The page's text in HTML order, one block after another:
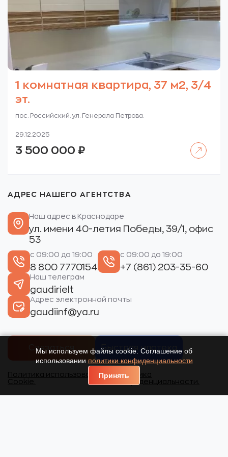
1 комнатная квартира, 37 м2, 3/4
эт.
пос. Российский. ул. Генерала Петрова.
29.12.2025
3 500 000 ₽
АДРЕС НАШЕГО АГЕНТСТВА
Наш адрес в Краснодаре
ул. имени 40-летия Победы, 39/1, офис
53
с 09:00 до 19:00
8 800 7770154
с 09:00 до 19:00
+7 (861) 203-35-60
Наш телеграм
gaudirielt
Адрес электронной почты
gaudiinf@ya.ru
Связаться Быстрая ипотека
Политика использования
Cookie.
Политика
конфиденциальности.
Мы используем файлы cookie. Соглашение об
использовании политики конфиденциальности
Принять